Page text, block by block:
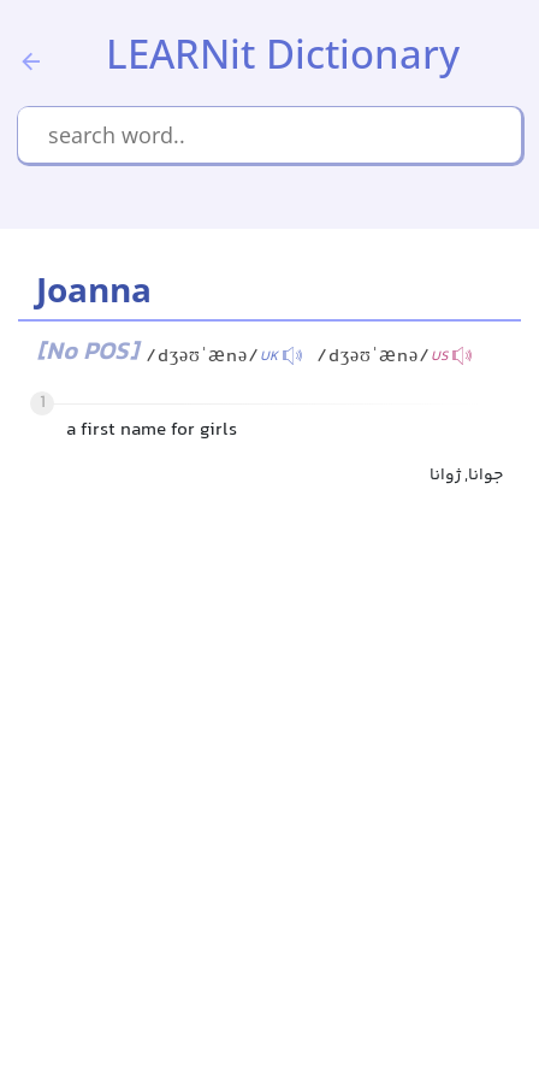
LEARNit Dictionary
Joanna
[No POS] /dʒəʊˈænə/UK /dʒəʊˈænə/US
1
a first name for girls
جوانا, ژوانا